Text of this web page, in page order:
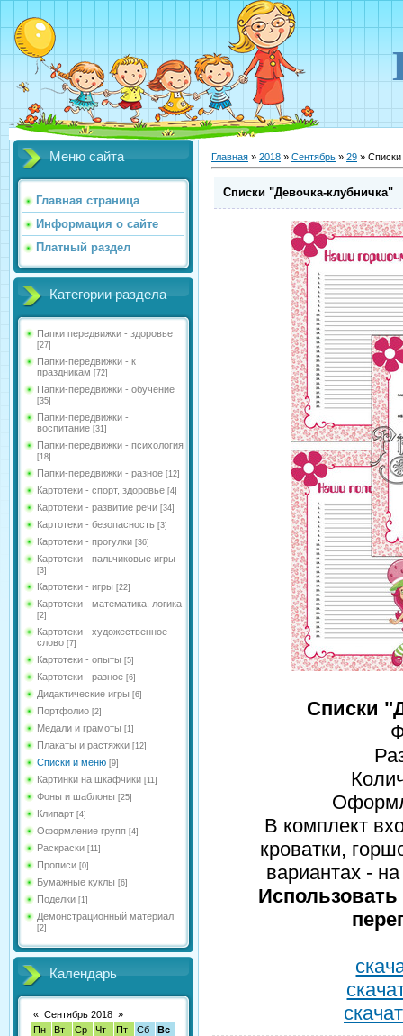
Меню сайта
Главная страница
Информация о сайте
Платный раздел
Категории раздела
Папки передвижки - здоровье
[27]
Папки-передвижки - к
праздникам [72]
Папки-передвижки - обучение
[35]
Папки-передвижки -
воспитание [31]
Папки-передвижки - психология
[18]
Папки-передвижки - разное [12]
Картотеки - спорт, здоровье [4]
Картотеки - развитие речи [34]
Картотеки - безопасность [3]
Картотеки - прогулки [36]
Картотеки - пальчиковые игры
[3]
Картотеки - игры [22]
Картотеки - математика, логика
[2]
Картотеки - художественное
слово [7]
Картотеки - опыты [5]
Картотеки - разное [6]
Дидактические игры [6]
Портфолио [2]
Медали и грамоты [1]
Плакаты и растяжки [12]
Списки и меню [9]
Картинки на шкафчики [11]
Фоны и шаблоны [25]
Клипарт [4]
Оформление групп [4]
Раскраски [11]
Прописи [0]
Бумажные куклы [6]
Поделки [1]
Демонстрационный материал
[2]
Календарь
« Сентябрь 2018 »
Пн
Вт Ср Чт Пт Сб
Вс
Главная » 2018 » Сентябрь » 29 » Списки
Списки "Девочка-клубничка"
Списки
В комплект
кроватки,
вариантах -